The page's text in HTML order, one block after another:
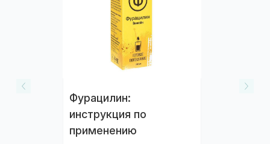
Фурацилин:
инструкция по
применению